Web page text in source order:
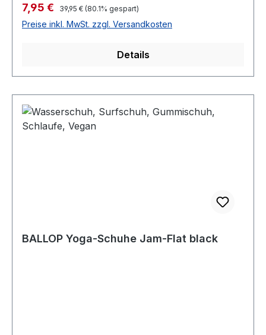
Verkaufspreis:
7,95 € Regulärer Preis:
39,95 € (80.1% gespart)
Preise inkl. MwSt. zzgl. Versandkosten
Details
BALLOP Yoga-Schuhe Jam-Flat black